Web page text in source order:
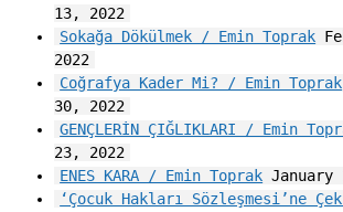
13, 2022
Sokağa Dökülmek / Emin Toprak
2022
Coğrafya Kader Mi? / Emin Toprak
30, 2022
GENÇLERİN ÇIĞLIKLARI / Emin
23, 2022
ENES KARA / Emin Toprak January
‘Çocuk Hakları Sözleşmesi’ne